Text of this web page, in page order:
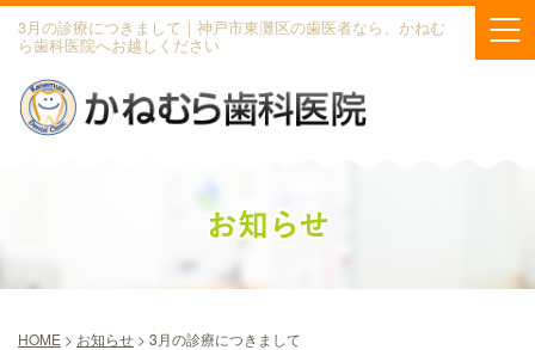
3月の診療につきまして｜神戸市東灘区の歯医者なら、かねむ
ら歯科医院へお越しください
お知らせ
HOME > お知らせ > 3月の診療につきまして